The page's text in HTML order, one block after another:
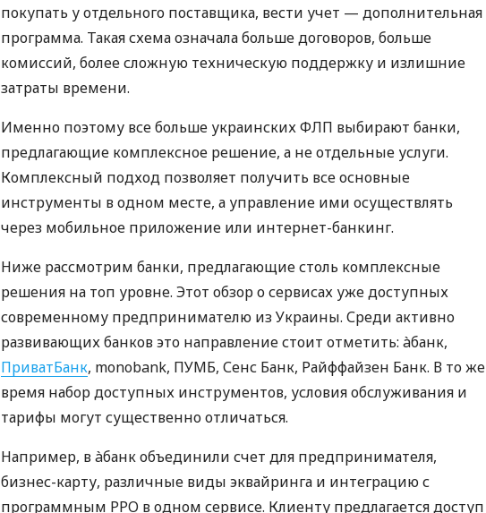
покупать у отдельного поставщика, вести учет — дополнительная
программа. Такая схема означала больше договоров, больше
комиссий, более сложную техническую поддержку и излишние
затраты времени.
Именно поэтому все больше украинских ФЛП выбирают банки,
предлагающие комплексное решение, а не отдельные услуги.
Комплексный подход позволяет получить все основные
инструменты в одном месте, а управление ими осуществлять
через мобильное приложение или интернет-банкинг.
Ниже рассмотрим банки, предлагающие столь комплексные
решения на топ уровне. Этот обзор о сервисах уже доступных
современному предпринимателю из Украины. Среди активно
развивающих банков это направление стоит отметить: àбанк,
ПриватБанк, monobank, ПУМБ, Сенс Банк, Райффайзен Банк. В то же
время набор доступных инструментов, условия обслуживания и
тарифы могут существенно отличаться.
Например, в àбанк объединили счет для предпринимателя,
бизнес-карту, различные виды эквайринга и интеграцию с
программным РРО в одном сервисе. Клиенту предлагается доступ